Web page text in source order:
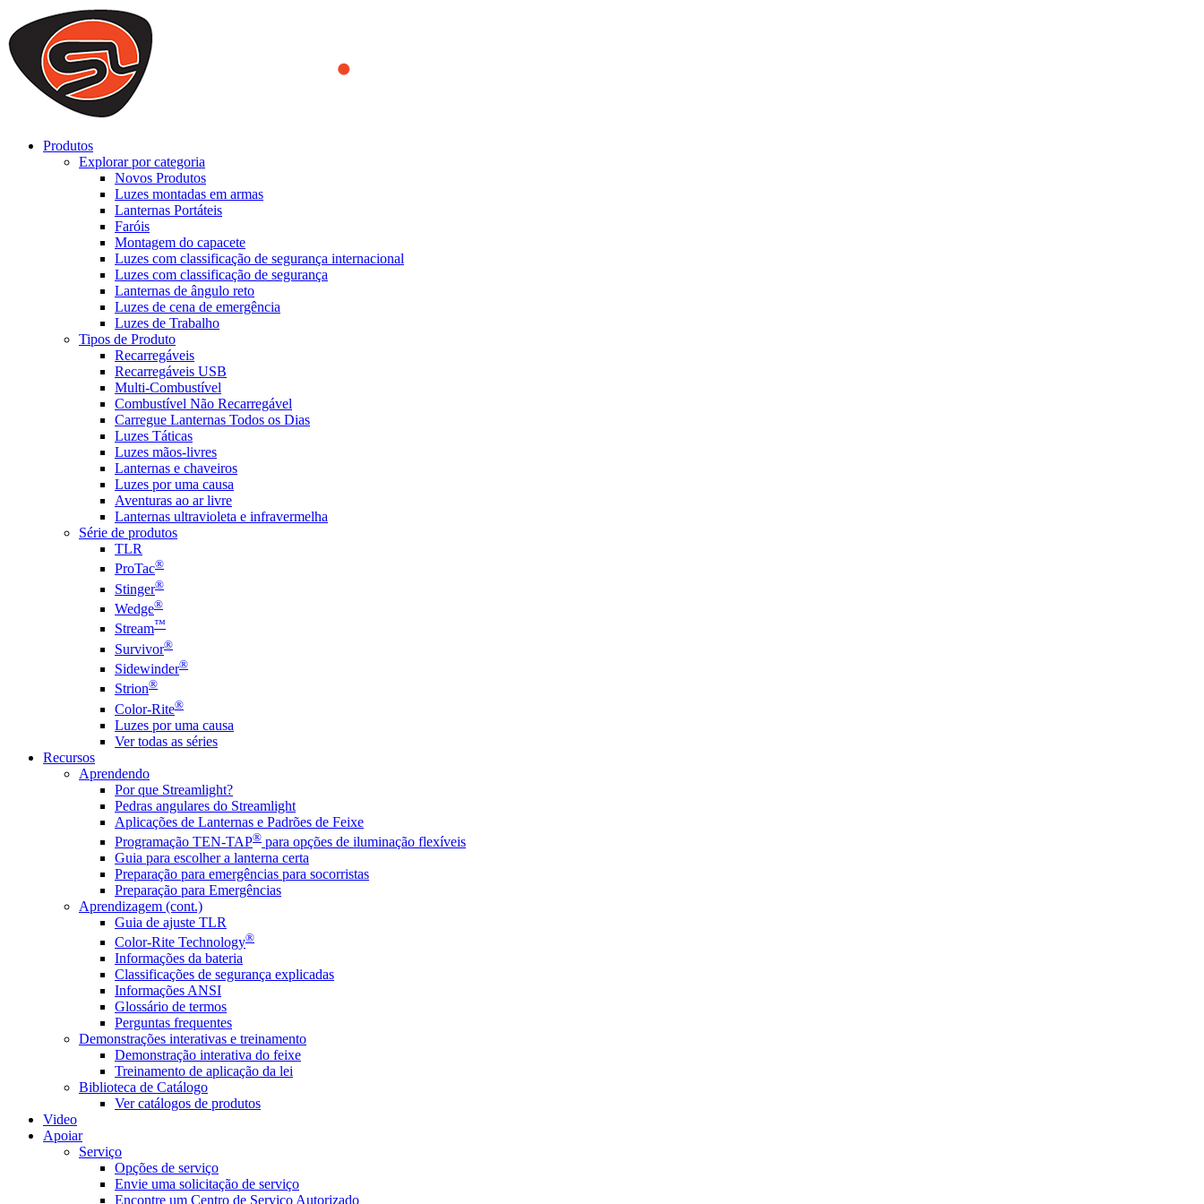
We use cookies to ensure that we provide you the best experience on our website. By continuing to browse this website, you accept that cookies are used to help us analyze how the website is used and to offer
you a better experience. To learn more or to find out how you can disable cookies, you can access our
ACCEPT AND CLOSE
Produtos
Explorar por categoria
Novos Produtos
Luzes montadas em armas
Lanternas Portáteis
Faróis
Montagem do capacete
Luzes com classificação de segurança internacional
Luzes com classificação de segurança
Lanternas de ângulo reto
Luzes de cena de emergência
Luzes de Trabalho
Tipos de Produto
Recarregáveis
Recarregáveis USB
Multi-Combustível
Combustível Não Recarregável
Carregue Lanternas Todos os Dias
Luzes Táticas
Luzes mãos-livres
Lanternas e chaveiros
Luzes por uma causa
Aventuras ao ar livre
Lanternas ultravioleta e infravermelha
Série de produtos
TLR
ProTac®
Stinger®
Wedge®
Stream™
Survivor®
Sidewinder®
Strion®
Color-Rite®
Luzes por uma causa
Ver todas as séries
Recursos
Aprendendo
Por que Streamlight?
Pedras angulares do Streamlight
Aplicações de Lanternas e Padrões de Feixe
Programação TEN-TAP® para opções de iluminação flexíveis
Guia para escolher a lanterna certa
Preparação para emergências para socorristas
Preparação para Emergências
Aprendizagem (cont.)
Guia de ajuste TLR
Color-Rite Technology®
Informações da bateria
Classificações de segurança explicadas
Informações ANSI
Glossário de termos
Perguntas frequentes
Demonstrações interativas e treinamento
Demonstração interativa do feixe
Treinamento de aplicação da lei
Biblioteca de Catálogo
Ver catálogos de produtos
Video
Apoiar
Serviço
Opções de serviço
Envie uma solicitação de serviço
Encontre um Centro de Serviço Autorizado